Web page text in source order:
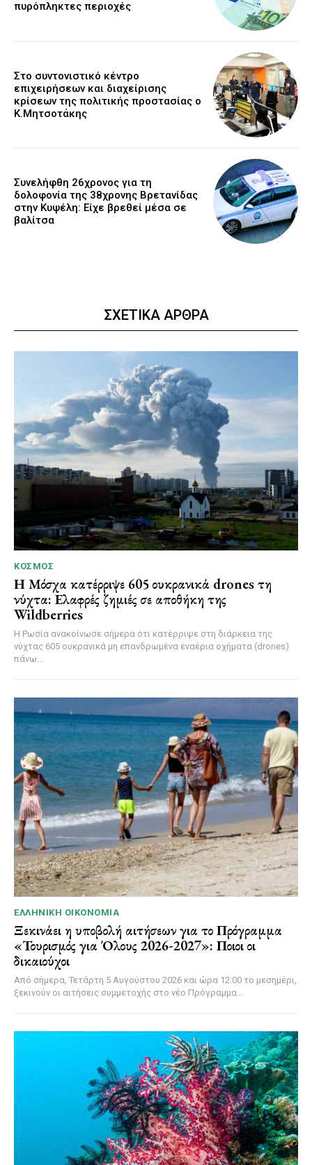
πυρόπληκτες περιοχές
Στο συντονιστικό κέντρο
επιχειρήσεων και διαχείρισης
κρίσεων της πολιτικής προστασίας ο
Κ.Μητσοτάκης
Συνελήφθη 26χρονος για τη
δολοφονία της 38χρονης Βρετανίδας
στην Κυψέλη: Είχε βρεθεί μέσα σε
βαλίτσα
ΣΧΕΤΙΚΑ ΑΡΘΡΑ
ΚΌΣΜΟΣ
Η Μόσχα κατέρριψε 605 ουκρανικά drones τη
νύχτα: Ελαφρές ζημιές σε αποθήκη της
Wildberries
Η Ρωσία ανακοίνωσε σήμερα ότι κατέρριψε στη διάρκεια της
νύχτας 605 ουκρανικά μη επανδρωμένα εναέρια οχήματα (drones)
πάνω...
ΕΛΛΗΝΙΚΉ ΟΙΚΟΝΟΜΊΑ
Ξεκινάει η υποβολή αιτήσεων για το Πρόγραμμα
«Τουρισμός για Όλους 2026-2027»: Ποιοι οι
δικαιούχοι
Από σήμερα, Τετάρτη 5 Αυγούστου 2026 και ώρα 12:00 το μεσημέρι,
ξεκινούν οι αιτήσεις συμμετοχής στο νέο Πρόγραμμα...